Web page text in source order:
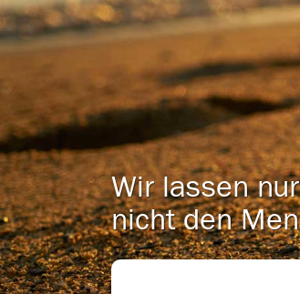
Wir lassen
nicht den